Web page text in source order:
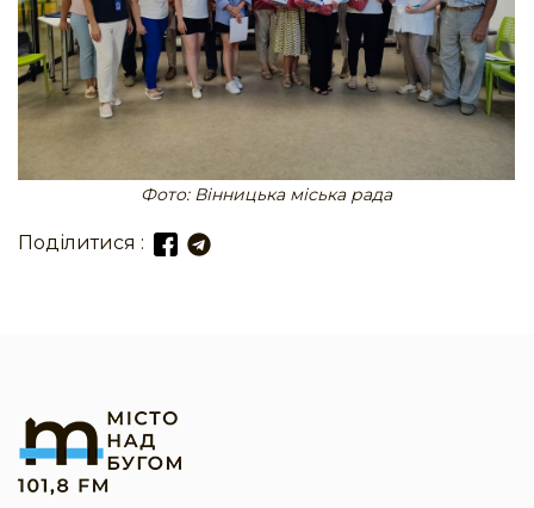
Фото: Вінницька міська рада
Поділитися :